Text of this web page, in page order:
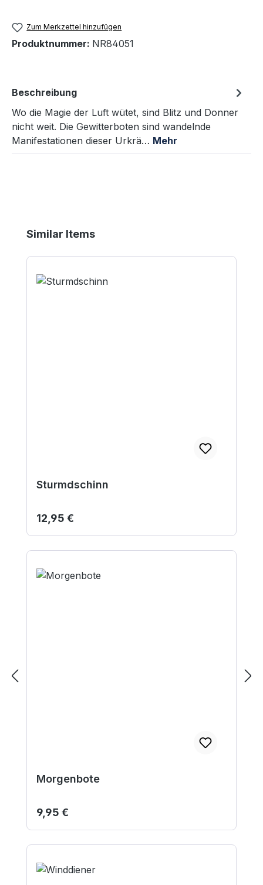
Zum Merkzettel hinzufügen
Produktnummer: NR84051
Beschreibung
Wo die Magie der Luft wütet, sind Blitz und Donner
nicht weit. Die Gewitterboten sind wandelnde
Manifestationen dieser Urkrä… Mehr
Produktgalerie überspringen
Similar Items
Sturmdschinn
Regulärer Preis:
12,95 €
Morgenbote
Regulärer Preis:
9,95 €